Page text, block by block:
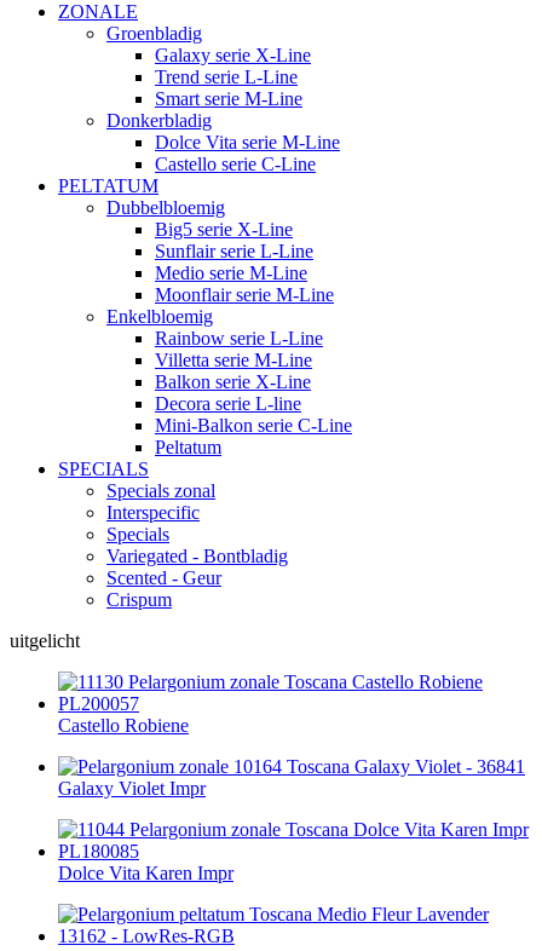
ZONALE
Groenbladig
Galaxy serie X-Line
Trend serie L-Line
Smart serie M-Line
Donkerbladig
Dolce Vita serie M-Line
Castello serie C-Line
PELTATUM
Dubbelbloemig
Big5 serie X-Line
Sunflair serie L-Line
Medio serie M-Line
Moonflair serie M-Line
Enkelbloemig
Rainbow serie L-Line
Villetta serie M-Line
Balkon serie X-Line
Decora serie L-line
Mini-Balkon serie C-Line
Peltatum
SPECIALS
Specials zonal
Interspecific
Specials
Variegated - Bontbladig
Scented - Geur
Crispum
uitgelicht
Castello Robiene
Galaxy Violet Impr
Dolce Vita Karen Impr